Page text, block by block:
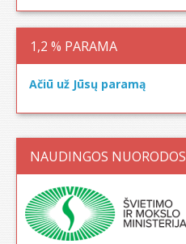
1,2 % PARAMA
Ačiū už Jūsų paramą
NAUDINGOS NUORODOS